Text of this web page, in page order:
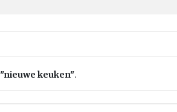
"nieuwe keuken".